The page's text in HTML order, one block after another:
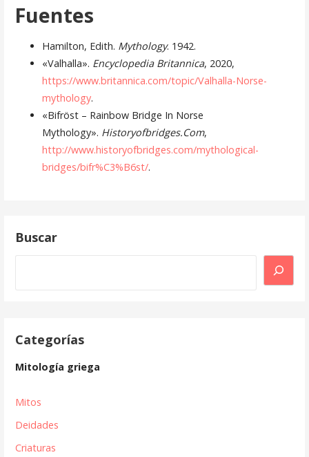
Fuentes
Hamilton, Edith. Mythology. 1942.
«Valhalla». Encyclopedia Britannica, 2020,
https://www.britannica.com/topic/Valhalla-Norse-
mythology.
«Bifröst – Rainbow Bridge In Norse
Mythology». Historyofbridges.Com,
http://www.historyofbridges.com/mythological-
bridges/bifr%C3%B6st/.
Buscar
Categorías
Mitología griega
Mitos
Deidades
Criaturas